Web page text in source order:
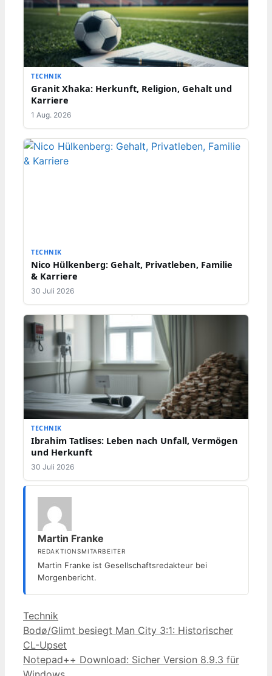
TECHNIK
Granit Xhaka: Herkunft, Religion, Gehalt und
Karriere
1 Aug. 2026
TECHNIK
Nico Hülkenberg: Gehalt, Privatleben, Familie
& Karriere
30 Juli 2026
TECHNIK
Ibrahim Tatlises: Leben nach Unfall, Vermögen
und Herkunft
30 Juli 2026
Martin Franke
REDAKTIONSMITARBEITER
Martin Franke ist Gesellschaftsredakteur bei
Morgenbericht.
Kategorien
Technik
Bodø/Glimt besiegt Man City 3:1: Historischer
CL-Upset
Notepad++ Download: Sicher Version 8.9.3 für